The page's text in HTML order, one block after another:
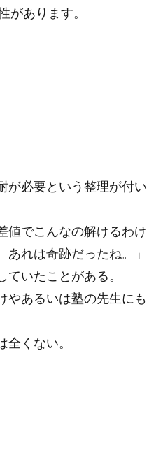
あります。
が必要という整理が付い
値でこんなの解けるわけ
れは奇跡だったね。」
いたことがある。
やあるいは塾の先生にも
くない。